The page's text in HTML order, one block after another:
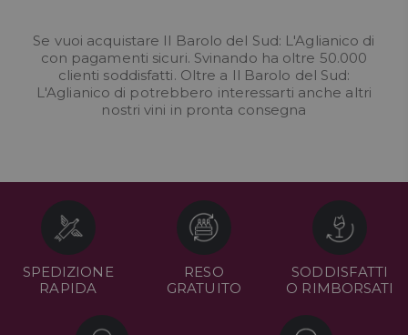
Se vuoi acquistare Il Barolo del Sud: L'Aglianico di
con pagamenti sicuri. Svinando ha oltre 50.000
clienti soddisfatti. Oltre a Il Barolo del Sud:
L'Aglianico di potrebbero interessarti anche altri
nostrivini in pronta consegna
SPEDIZIONE
RAPIDA
RESO
GRATUITO
SODDISFATTI
O RIMBORSATI